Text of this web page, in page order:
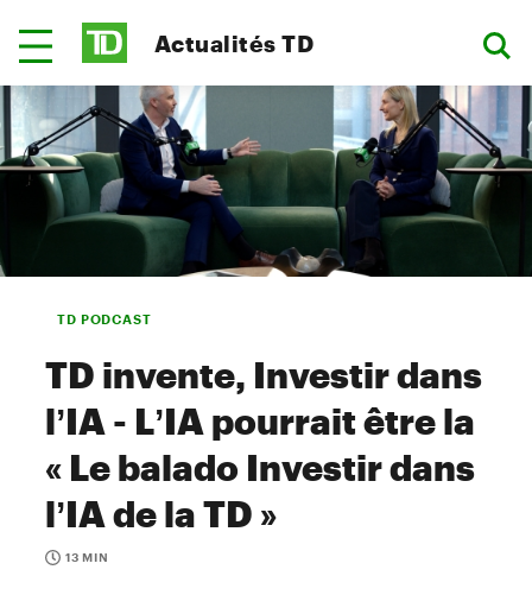
Actualités TD
TD PODCAST
TD invente, Investir dans
l’IA - L’IA pourrait être la
« Le balado Investir dans
l’IA de la TD »
13 MIN